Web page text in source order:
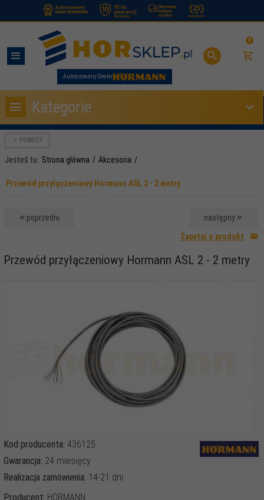
Autoryzowany Dealer
0
Kategorie
POWRÓT
Jesteś tu: Strona główna Akcesoria
Przewód przyłączeniowy Hormann ASL 2 - 2 metry
poprzedni
następny
Zapytaj o produkt
Przewód przyłączeniowy Hormann ASL 2 - 2 metry
Kod producenta: 436125
Gwarancja: 24 miesięcy
Realizacja zamówienia: 14-21 dni
Producent: HÖRMANN